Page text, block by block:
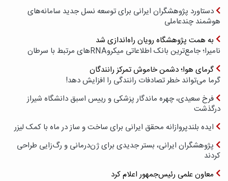
دستاورد پژوهشگران ایرانی برای توسعه نسل جدید سامانه‌های
هوشمند چندعاملی
به همت پژوهشگاه رویان راه‌اندازی شد
نامیرا؛ جامع‌ترین بانک اطلاعاتی میکروRNAهای مرتبط با سرطان
گرمای هوا؛ دشمن خاموش تمرکز رانندگان
گرما می‌تواند خطر تصادفات رانندگی را افزایش دهد!
فرخ سعیدی، چهره ماندگار پزشکی و رییس اسبق دانشگاه شیراز
درگذشت
ایده بلندپروازانه محقق ایرانی برای ساخت و ساز در ماه با کمک لیزر
پژوهشگران ایرانی، بستر جدیدی برای ژن‌درمانی و رگ‌زایی طراحی
کردند
معاون علمی رئیس‌جمهور اعلام کرد